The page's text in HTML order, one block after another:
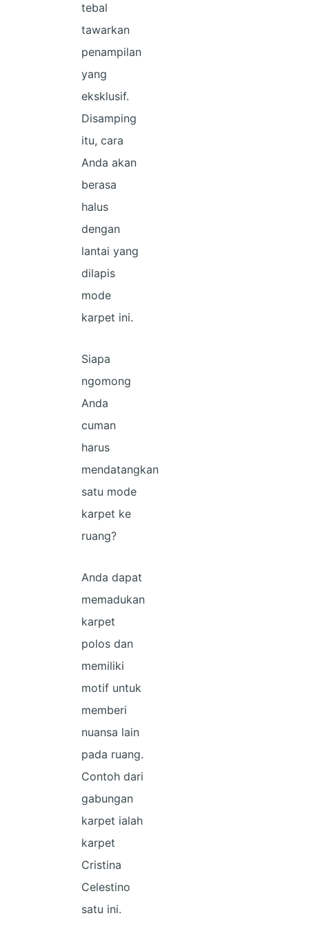
tebal
tawarkan
penampilan
yang
eksklusif.
Disamping
itu, cara
Anda akan
berasa
halus
dengan
lantai yang
dilapis
mode
karpet ini.
Siapa
ngomong
Anda
cuman
harus
mendatangkan
satu mode
karpet ke
ruang?
Anda dapat
memadukan
karpet
polos dan
memiliki
motif untuk
memberi
nuansa lain
pada ruang.
Contoh dari
gabungan
karpet ialah
karpet
Cristina
Celestino
satu ini.